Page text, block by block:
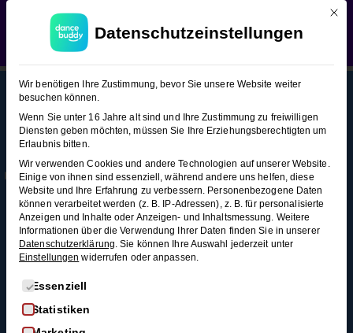
WEDDING SEASON SALE:
Hochzeitstanzkurse!Verwerfen
Slowfox (Figuren-Snacks)
Slowfox
(Figuren-
Snacks)
15
Stationärer
Grundschritt
3 Minuten
Progressiver
Grundschritt
3 Minuten
This content is protected, pleaseloginand
iches
AGB
Datenschutz
Widerrufsrecht
Impressum
Infos
Membership
Kontakt
FAQ
Alle Blogartikel
Schwungvoll
durchstarten: Swing
tanzen für
Anfänger*innen
Mit
Datenschutzeinstellungen
Wir benötigen Ihre Zustimmung, bevor Sie unsere Website weiter
besuchen können.
Wenn Sie unter 16 Jahre alt sind und Ihre Zustimmung zu freiwilligen
Diensten geben möchten, müssen Sie Ihre Erziehungsberechtigten um
Erlaubnis bitten.
Wir verwenden Cookies und andere Technologien auf unserer Website.
Einige von ihnen sind essenziell, während andere uns helfen, diese
Website und Ihre Erfahrung zu verbessern. Personenbezogene Daten
können verarbeitet werden (z. B. IP-Adressen), z. B. für personalisierte
Anzeigen und Inhalte oder Anzeigen- und Inhaltsmessung. Weitere
Informationen über die Verwendung Ihrer Daten finden Sie in unserer
Datenschutzerklärung. Sie können Ihre Auswahl jederzeit unter
Einstellungen widerrufen oder anpassen.
Es folgt eine Liste der Service-Gruppen, für die eine
Essenziell
Statistiken